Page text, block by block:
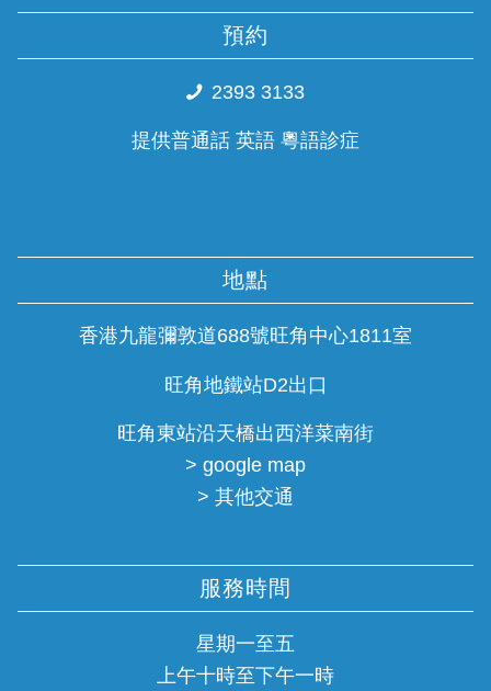
預約
2393 3133
提供普通話 英語 粵語診症
地點
香港九龍彌敦道688號旺角中心1811室
旺角地鐵站D2出口
旺角東站沿天橋出西洋菜南街
> google map
> 其他交通
服務時間
星期一至五
上午十時至下午一時